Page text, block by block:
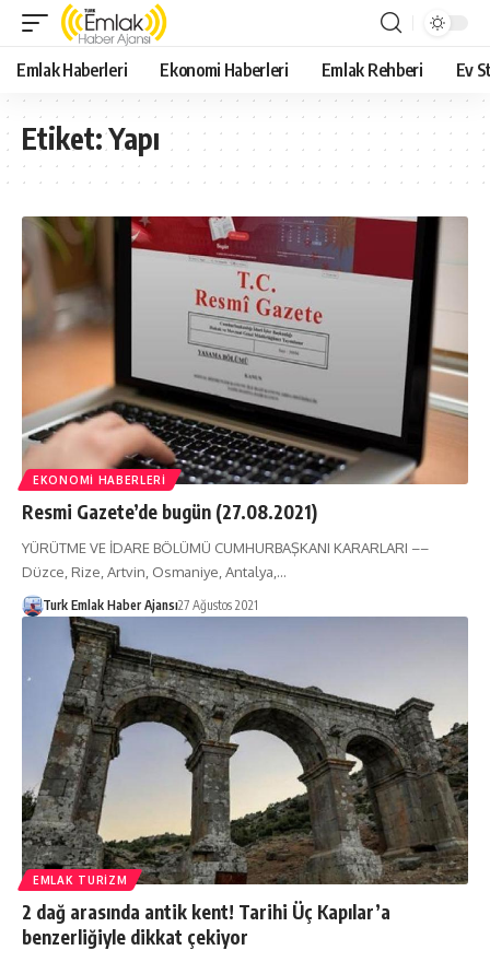
Emlak Haberleri Ekonomi Haberleri Emlak Rehberi Ev
Etiket:Yapı
EKONOMI HABERLERI
Resmi Gazete’de bugün (27.08.2021)
YÜRÜTME VE İDARE BÖLÜMÜ CUMHURBAŞKANI KARARLARI ––
Düzce, Rize, Artvin, Osmaniye, Antalya,…
Turk Emlak Haber Ajansı27 Ağustos 2021
EMLAK TURIZM
2 dağ arasında antik kent! Tarihi Üç Kapılar’a
benzerliğiyle dikkat çekiyor